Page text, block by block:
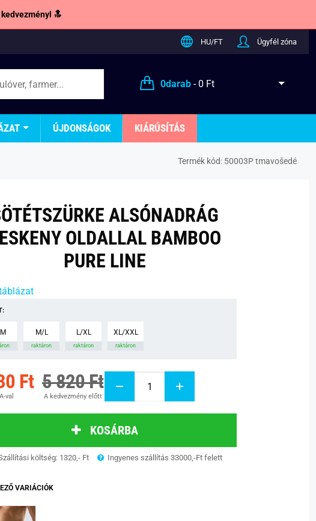
🔝
HU/FT Ügyfél zóna
0darab- 0 Ft
ÚJDONSÁGOK KIÁRÚSÍTÁS
Termék kód: 50003P tmavošedé
ALSÓNADRÁG
OLDALLAL BAMBOO
PURE LINE
M/L
raktáron
L/XL
raktáron
XL/XXL
raktáron
Ft
val
5 820 Ft
A kedvezmény előtt
KOSÁRBA
költség: 1320,- Ft Ingyenes szállítás 33000,-Ft felett
VARIÁCIÓK